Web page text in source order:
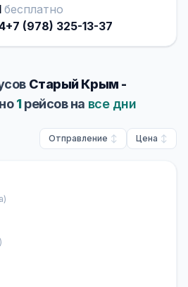
бесплатно
+7 (978) 325-13-37
Старый Крым -
1рейсов на все дни
Отправление Цена